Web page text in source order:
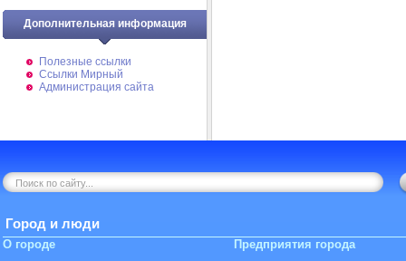
Дополнительная информация
Полезные ссылки
Ссылки Мирный
Администрация сайта
Город и люди
О городе Предприятия города